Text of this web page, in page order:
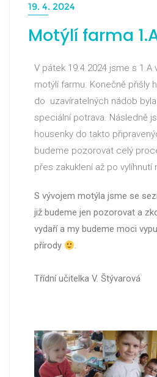
19. 4. 2024
Motýlí farma
V pátek 19.4.2024 jsme s 1.A
motýlí farmu. Konečně přišly
do uzavíratelných nádob
speciální potrava. Následně
housenky do takto
budeme pozorovat celý
přes zakuklení až po vylíhnutí
S vývojem motýla jsme se
již budeme jen pozorovat a
vydaří a my budeme moci
přírody
.
Třídní učitelka V. Štývarová